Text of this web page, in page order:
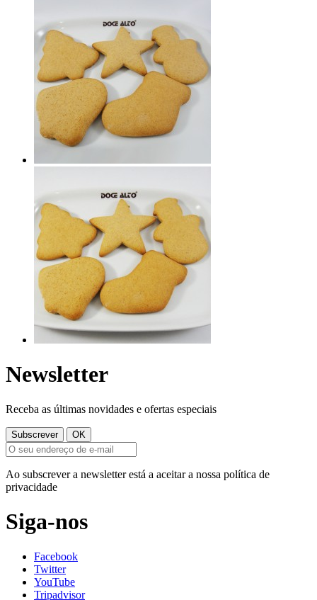
Newsletter
Receba as últimas novidades e ofertas especiais
Ao subscrever a newsletter está a aceitar a nossa política de
privacidade
Siga-nos
Facebook
Twitter
YouTube
Tripadvisor